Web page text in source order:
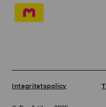
Integritetspolicy